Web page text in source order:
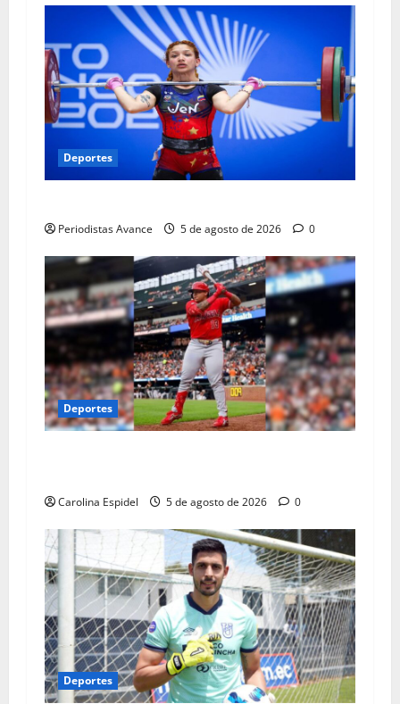
Deportes
Periodistas Avance 5 de agosto de 2026 0
Deportes
Carolina Espidel 5 de agosto de 2026 0
Deportes